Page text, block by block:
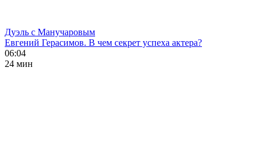
Дуэль с Манучаровым
Евгений Герасимов. В чем секрет успеха актера?
06:04
24 мин